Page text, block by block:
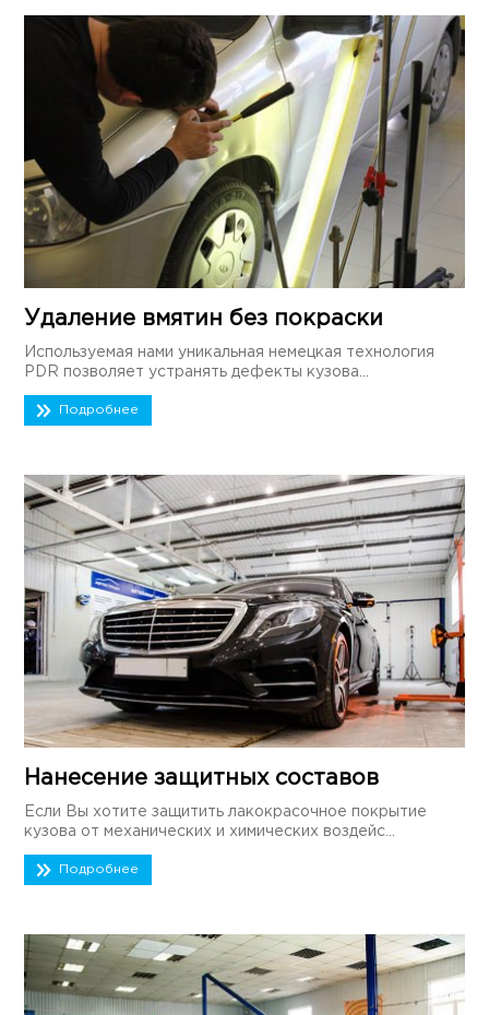
Удаление вмятин без покраски
Используемая нами уникальная немецкая технология
PDR позволяет устранять дефекты кузова...
Подробнее
Нанесение защитных составов
Если Вы хотите защитить лакокрасочное покрытие
кузова от механических и химических воздейс...
Подробнее